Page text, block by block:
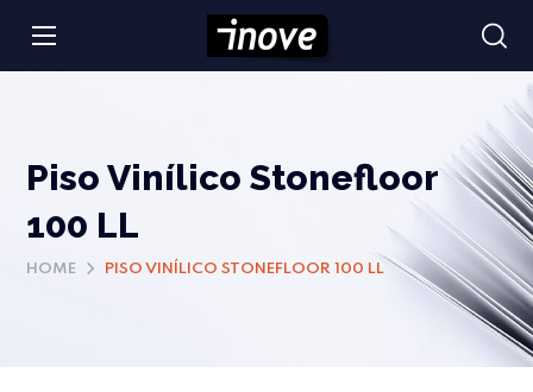
Piso Vinílico Stonefloor
100 LL
HOME PISO VINÍLICO STONEFLOOR 100 LL